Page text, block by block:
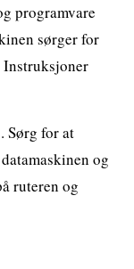
programvare
sørger for
Sørg for at
og
ruteren og